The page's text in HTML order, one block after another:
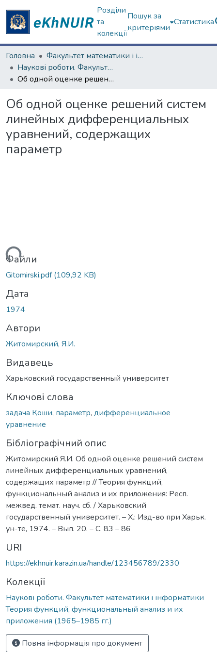
Розділи
та
колекції
Пошук за
критеріями
Статистика
Головна
Факультет математики і інформатики
Наукові роботи. Факультет математики і інформатики
Об одной оценке решений систем линейных дифференциальных уравнений, содержащих параметр
Об одной оценке решений систем
линейных дифференциальных
уравнений, содержащих
параметр
Файли
Gitomirski.pdf(109,92 KB)
Дата
1974
Автори
Житомирский, Я.И.
Видавець
Харьковский государственный университет
Ключові слова
задача Коши, параметр, дифференциальное
уравнение
Бібліографічний опис
Житомирский Я.И. Об одной оценке решений систем
линейных дифференциальных уравнений,
содержащих параметр // Теория функций,
функциональный анализ и их приложения: Респ.
межвед. темат. науч. сб. / Харьковский
государственный университет. – Х.: Изд-во при Харьк.
ун-те, 1974. – Вып. 20. – С. 83 – 86
URI
https://ekhnuir.karazin.ua/handle/123456789/2330
Колекції
Наукові роботи. Факультет математики і інформатики
Теория функций, функциональный анализ и их
приложения (1965–1985 гг.)
Повна інформація про документ